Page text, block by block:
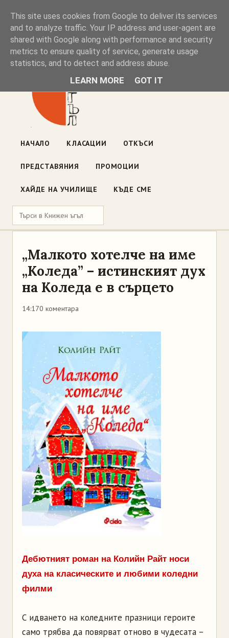
Книжен ъгъл
Блог на книжарницата — класации, откъси, нови книги
ул. „Оборище" 117, София· пон–пет 10:00–19:00 ·
НАЧАЛО КЛАСАЦИИ ОТКЪСИ
ПРЕДСТАВЯНИЯ ПРОМОЦИИ
ХАЙДЕ НА УЧИЛИЩЕ КЪДЕ СМЕ
„Малкото хотелче на име
„Коледа” – истинският дух
на Коледа е в сърцето
14:170 коментара
Дебютният роман на Колийн Райт носи
духа на класическите и любими коледни
филми
С идването на коледните празници героите
само трябва да повярват отново в чудесата –
This site uses cookies from Google to deliver its services
and to analyze traffic. Your IP address and user-agent are
shared with Google along with performance and security
metrics to ensure quality of service, generate usage
statistics, and to detect and address abuse.
LEARN MORE GOT IT